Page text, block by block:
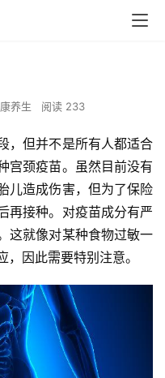
养生 阅读 233
，但并不是所有人都适合
宫颈疫苗。虽然目前没有
儿造成伤害，但为了保险
再接种。对疫苗成分有严
这就像对某种食物过敏一
因此需要特别注意。